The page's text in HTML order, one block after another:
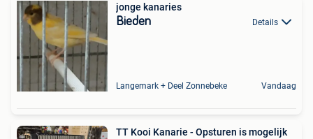
jonge kanaries
Bieden Details
Langemark + Deel Zonnebeke Vandaag
TT Kooi Kanarie - Opsturen is mogelijk